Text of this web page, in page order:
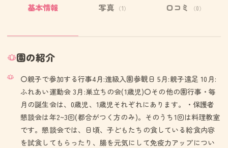
基本情報 写真 （1） 口コミ （0）
園の紹介
〇親子で参加する行事4月:進級入園参観日 5月:親子遠足 10月:
ふれあい運動会 3月:巣立ちの会(1歳児)〇その他の園行事・毎
月の誕生会は、0歳児、1歳児それぞれにあります。・保護者
懇談会は年2~3回(都合がつく方のみ)。そのうち1回は料理教室
です。懇談会では、日頃、子どもたちの食している給食内容
を試食してもらったり、腸を元気にして免疫力アップについ